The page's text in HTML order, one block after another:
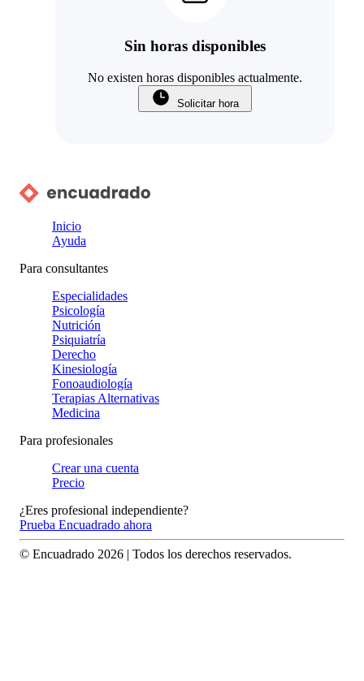
Sin horas disponibles
No existen horas disponibles actualmente.
Solicitar hora
Inicio
Ayuda
Para consultantes
Especialidades
Psicología
Nutrición
Psiquiatría
Derecho
Kinesiología
Fonoaudiología
Terapias Alternativas
Medicina
Para profesionales
Crear una cuenta
Precio
¿Eres profesional independiente?
Prueba Encuadrado ahora
© Encuadrado 2026 | Todos los derechos reservados.